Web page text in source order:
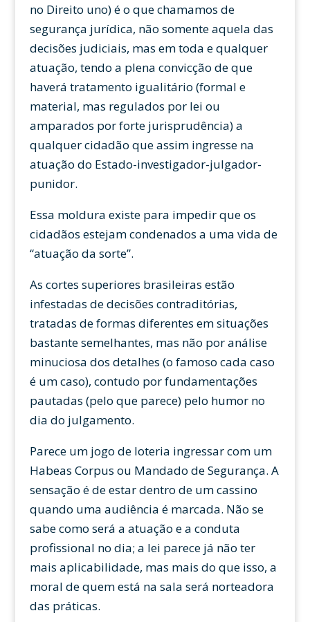
no Direito uno) é o que chamamos de
segurança jurídica, não somente aquela das
decisões judiciais, mas em toda e qualquer
atuação, tendo a plena convicção de que
haverá tratamento igualitário (formal e
material, mas regulados por lei ou
amparados por forte jurisprudência) a
qualquer cidadão que assim ingresse na
atuação do Estado-investigador-julgador-
punidor.
Essa moldura existe para impedir que os
cidadãos estejam condenados a uma vida de
“atuação da sorte”.
As cortes superiores brasileiras estão
infestadas de decisões contraditórias,
tratadas de formas diferentes em situações
bastante semelhantes, mas não por análise
minuciosa dos detalhes (o famoso cada caso
é um caso), contudo por fundamentações
pautadas (pelo que parece) pelo humor no
dia do julgamento.
Parece um jogo de loteria ingressar com um
Habeas Corpus ou Mandado de Segurança. A
sensação é de estar dentro de um cassino
quando uma audiência é marcada. Não se
sabe como será a atuação e a conduta
profissional no dia; a lei parece já não ter
mais aplicabilidade, mas mais do que isso, a
moral de quem está na sala será norteadora
das práticas.